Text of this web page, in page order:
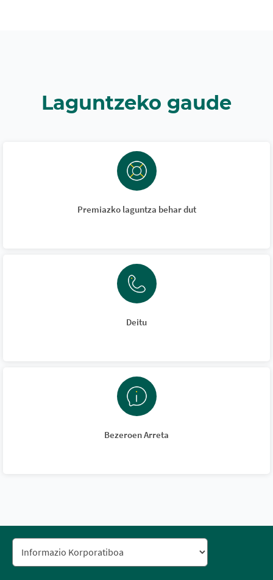
Laguntzeko gaude
Premiazko laguntza behar dut
Deitu
Bezeroen Arreta